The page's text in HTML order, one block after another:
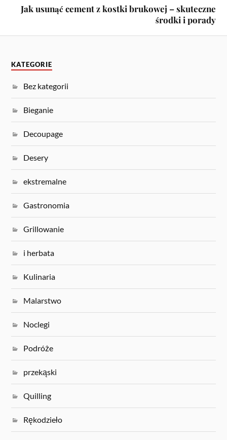
Jak usunąć cement z kostki brukowej – skuteczne
środki i porady
KATEGORIE
Bez kategorii
Bieganie
Decoupage
Desery
ekstremalne
Gastronomia
Grillowanie
i herbata
Kulinaria
Malarstwo
Noclegi
Podróże
przekąski
Quilling
Rękodzieło